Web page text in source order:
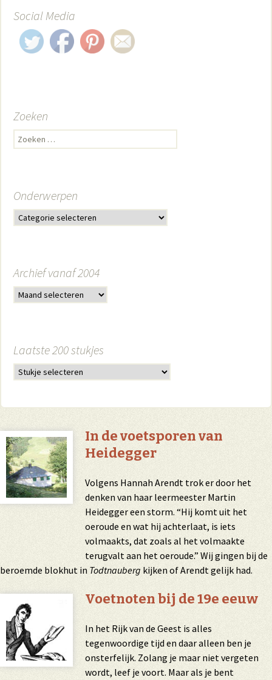
Social Media
Zoeken
Zoeken naar:
Onderwerpen
Archief vanaf 2004
Laatste 200 stukjes
In de voetsporen van
Heidegger
Volgens Hannah Arendt trok er door het
denken van haar leermeester Martin
Heidegger een storm. “Hij komt uit het
oeroude en wat hij achterlaat, is iets
volmaakts, dat zoals al het volmaakte
terugvalt aan het oeroude.” Wij gingen bij de
beroemde blokhut in Todtnauberg kijken of Arendt gelijk had.
Voetnoten bij de 19e eeuw
In het Rijk van de Geest is alles
tegenwoordige tijd en daar alleen ben je
onsterfelijk. Zolang je maar niet vergeten
wordt, leef je voort. Maar als je bent